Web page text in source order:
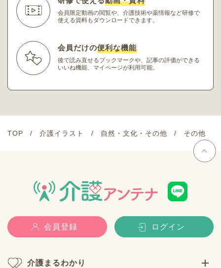
会員限定動画の閲覧や、介護技術や薬情報など研修で
使える資料もダウンロードできます。
会員だけの便利な機能
後で読み直せるブックマークや、記事の評価ができる
いいね機能、マイページが利用可能。
TOP 介護イラスト 自然・文化・その他 その他
会員登録 ログイン
介護まるわかり